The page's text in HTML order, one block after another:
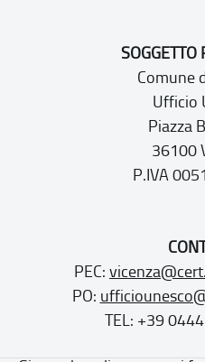
SOGGETTO
Comune
Ufficio
Piazza
36100
P.IVA
PEC:
PO:
TEL: +39